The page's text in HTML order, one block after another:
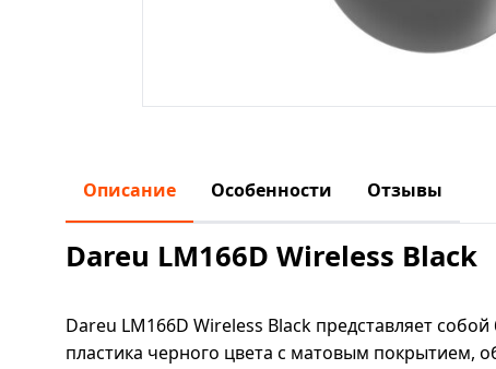
Описание Особенности Отзывы
Dareu LM166D Wireless Black
Dareu LM166D Wireless Black представляет
пластика черного цвета с матовым